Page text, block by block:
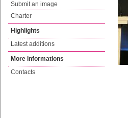
Submit an image
Charter
Highlights
Latest additions
More informations
Contacts